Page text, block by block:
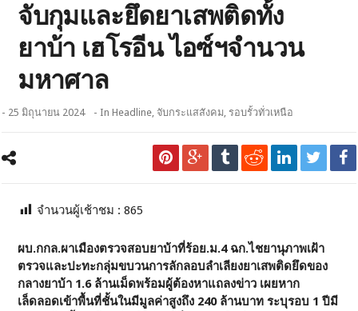
จับกุมและยึดยาเสพติดทั้ง
ยาบ้า เฮโรอีน ไอซ์ฯจำนวน
มหาศาล
- 25 มิถุนายน 2024 - InHeadline, จับกระแสสังคม, รอบรั้วทั่วเหนือ
จำนวนผู้เช้าชม :865
ผบ.กกล.ผาเมืองตรวจสอบยาบ้าที่ร้อย.ม.4 ฉก.ไชยานุภาพเฝ้า
ตรวจและปะทะกลุ่มขบวนการลักลอบลำเลียงยาเสพติดยึดของ
กลางยาบ้า 1.6 ล้านเม็ดพร้อมผู้ต้องหาแถลงข่าว เผยหาก
เล็ดลอดเข้าพื้นที่ชั้นในมีมูลค่าสูงถึง 240 ล้านบาท ระบุรอบ 1 ปีมี